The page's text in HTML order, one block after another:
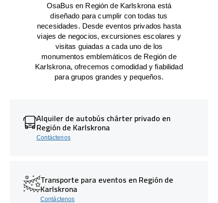
OsaBus en Región de Karlskrona está
diseñado para cumplir con todas tus
necesidades. Desde eventos privados hasta
viajes de negocios, excursiones escolares y
visitas guiadas a cada uno de los
monumentos emblemáticos de Región de
Karlskrona, ofrecemos comodidad y fiabilidad
para grupos grandes y pequeños.
Alquiler de autobús chárter privado en
Región de Karlskrona
Contáctenos
Transporte para eventos en Región de
Karlskrona
Contáctenos